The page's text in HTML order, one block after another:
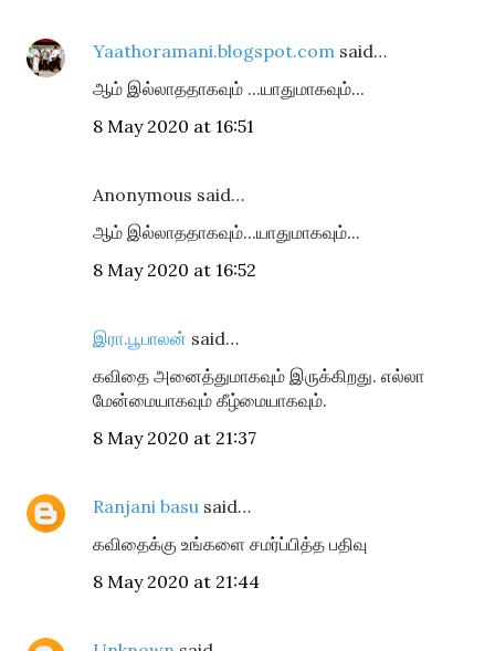
Yaathoramani.blogspot.com said…
ஆம் இல்லாததாகவும் ...யாதுமாகவும்...
8 May 2020 at 16:51
Anonymous said…
ஆம் இல்லாததாகவும்...யாதுமாகவும்...
8 May 2020 at 16:52
இரா.பூபாலன் said…
கவிதை அனைத்துமாகவும் இருக்கிறது. எல்லா
மேன்மையாகவும் கீழ்மையாகவும்.
8 May 2020 at 21:37
Ranjani basu said…
கவிதைக்கு உங்களை சமர்ப்பித்த பதிவு
8 May 2020 at 21:44